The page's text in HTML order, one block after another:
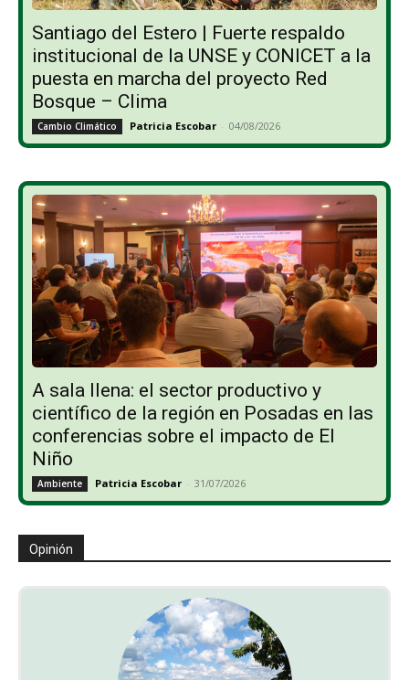
Santiago del Estero | Fuerte respaldo
institucional de la UNSE y CONICET a la
puesta en marcha del proyecto Red
Bosque – Clima
Cambio Climático Patricia Escobar - 04/08/2026
A sala llena: el sector productivo y
científico de la región en Posadas en las
conferencias sobre el impacto de El
Niño
Ambiente Patricia Escobar - 31/07/2026
Opinión